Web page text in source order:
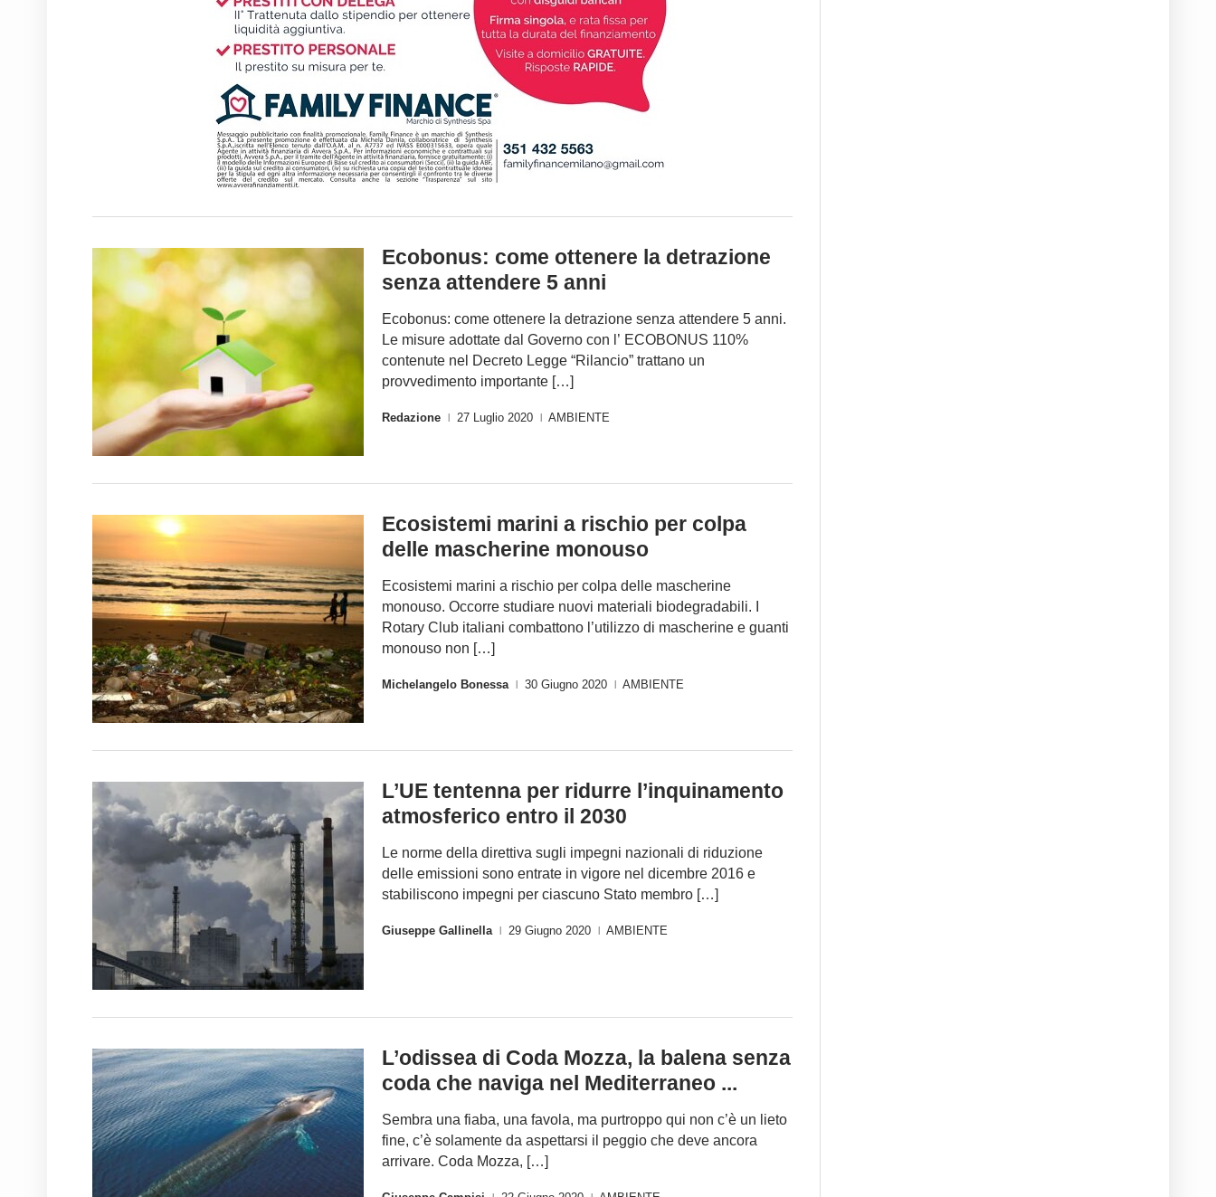
Ecobonus: come ottenere la detrazione
senza attendere 5 anni
Ecobonus: come ottenere la detrazione senza attendere 5 anni.
Le misure adottate dal Governo con l’ ECOBONUS 110%
contenute nel Decreto Legge “Rilancio” trattano un
provvedimento importante […]
Redazione 27 Luglio 2020 AMBIENTE
Ecosistemi marini a rischio per colpa
delle mascherine monouso
Ecosistemi marini a rischio per colpa delle mascherine
monouso. Occorre studiare nuovi materiali biodegradabili. I
Rotary Club italiani combattono l’utilizzo di mascherine e guanti
monouso non […]
Michelangelo Bonessa 30 Giugno 2020 AMBIENTE
L’UE tentenna per ridurre l’inquinamento
atmosferico entro il 2030
Le norme della direttiva sugli impegni nazionali di riduzione
delle emissioni sono entrate in vigore nel dicembre 2016 e
stabiliscono impegni per ciascuno Stato membro […]
Giuseppe Gallinella 29 Giugno 2020 AMBIENTE
L’odissea di Coda Mozza, la balena senza
coda che naviga nel Mediterraneo ...
Sembra una fiaba, una favola, ma purtroppo qui non c’è un lieto
fine, c’è solamente da aspettarsi il peggio che deve ancora
arrivare. Coda Mozza, […]